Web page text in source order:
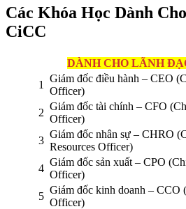
Các Khóa Học Dành
CiCC
DÀNH CHO LÃNH
1
Giám đốc điều hành – CEO
Officer)
2
Giám đốc tài chính – CFO
Officer)
3
Giám đốc nhân sự – CHRO
Resources Officer)
4
Giám đốc sản xuất – CPO
Officer)
5
Giám đốc kinh doanh – CCO
Officer)